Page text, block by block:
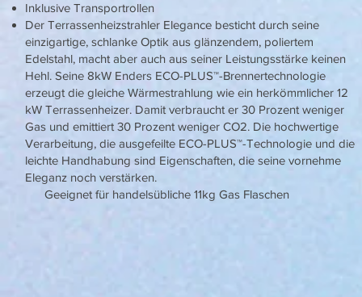
Inklusive Transportrollen
Der Terrassenheizstrahler Elegance besticht durch seine
einzigartige, schlanke Optik aus glänzendem, poliertem
Edelstahl, macht aber auch aus seiner Leistungsstärke keinen
Hehl. Seine 8kW Enders ECO-PLUS™-Brennertechnologie
erzeugt die gleiche Wärmestrahlung wie ein herkömmlicher 12
kW Terrassenheizer. Damit verbraucht er 30 Prozent weniger
Gas und emittiert 30 Prozent weniger CO2. Die hochwertige
Verarbeitung, die ausgefeilte ECO-PLUS™-Technologie und die
leichte Handhabung sind Eigenschaften, die seine vornehme
Eleganz noch verstärken.
Geeignet für handelsübliche 11kg Gas Flaschen